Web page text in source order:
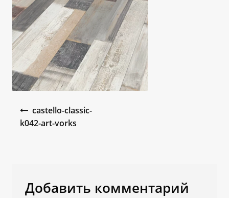
Каталог
Контакты
Оплата
Навигация по записям
castello-classic-
k042-art-vorks
Добавить комментарий